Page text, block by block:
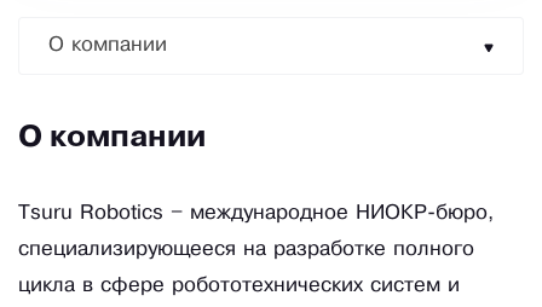
О компании
О компании
Tsuru Robotics – международное НИОКР-бюро,
специализирующееся на разработке полного
цикла в сфере робототехнических систем и